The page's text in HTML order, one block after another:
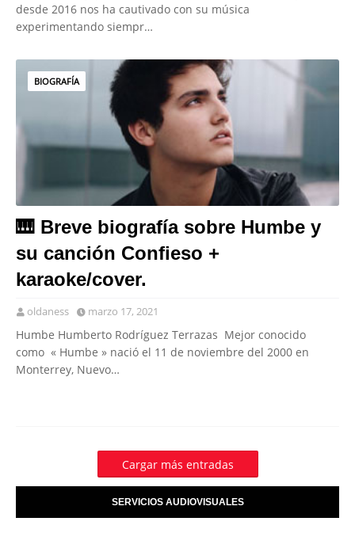
desde 2016 nos ha cautivado con su música
experimentando siempr…
BIOGRAFÍA
🎹 Breve biografía sobre Humbe y
su canción Confieso +
karaoke/cover.
oldaness marzo 17, 2021
Humbe Humberto Rodríguez Terrazas Mejor conocido
como « Humbe » nació el 11 de noviembre del 2000 en
Monterrey, Nuevo…
Cargar más entradas
SERVICIOS AUDIOVISUALES